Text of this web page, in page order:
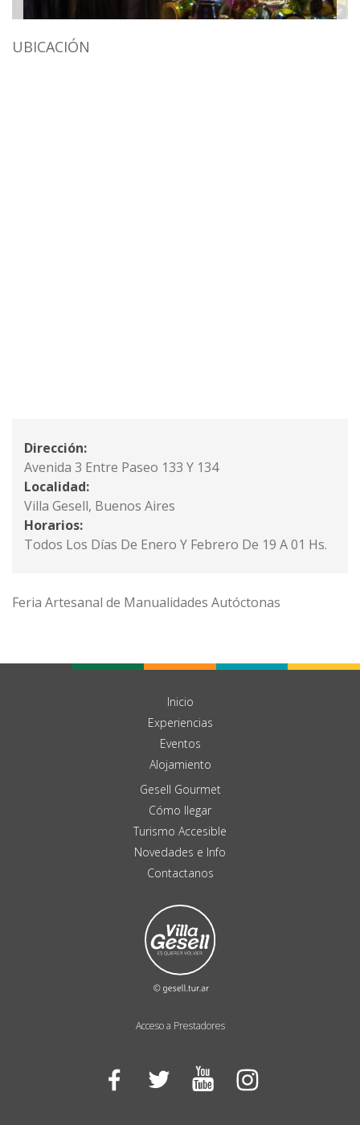
UBICACIÓN
Dirección:
Avenida 3 Entre Paseo 133 Y 134
Localidad:
Villa Gesell, Buenos Aires
Horarios:
Todos Los Días De Enero Y Febrero De 19 A 01 Hs.
Feria Artesanal de Manualidades Autóctonas
Acceso a Prestadores
Inicio
Experiencias
Eventos
Alojamiento
Gesell Gourmet
Cómo llegar
Turismo Accesible
Novedades e Info
Contactanos
Facebook Twitter YouTube